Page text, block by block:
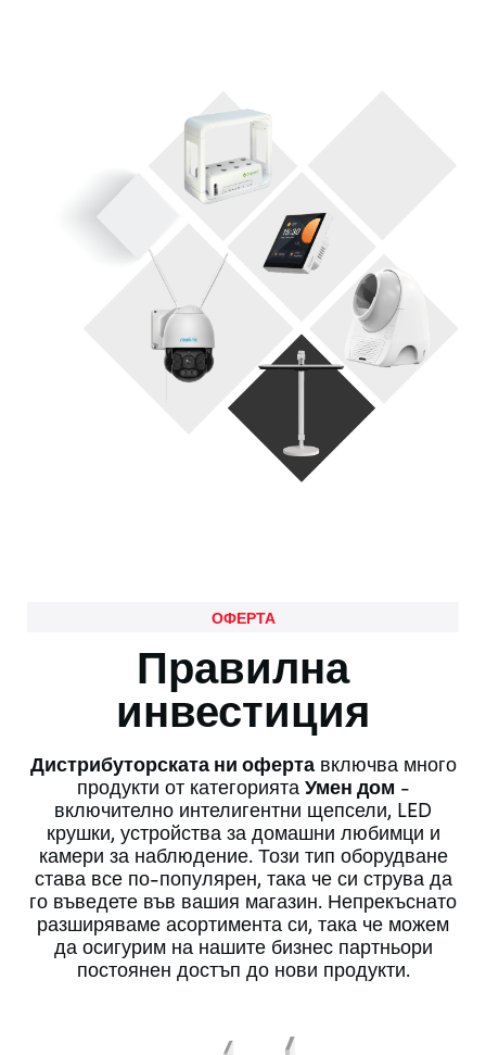
ОФЕРТА
Правилна
инвестиция
Дистрибуторската ни офертавключва много
продукти от категорията Умен дом -
включително интелигентни щепсели, LED
крушки, устройства за домашни любимци и
камери за наблюдение. Този тип оборудване
става все по-популярен, така че си струва да
го въведете във вашия магазин. Непрекъснато
разширяваме асортимента си, така че можем
да осигурим на нашите бизнес партньори
постоянен достъп до нови продукти.